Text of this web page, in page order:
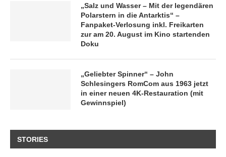
„Salz und Wasser – Mit der legendären
Polarstern in die Antarktis“ –
Fanpaket-Verlosung inkl. Freikarten
zur am 20. August im Kino startenden
Doku
„Geliebter Spinner“ – John
Schlesingers RomCom aus 1963 jetzt
in einer neuen 4K-Restauration (mit
Gewinnspiel)
STORIES